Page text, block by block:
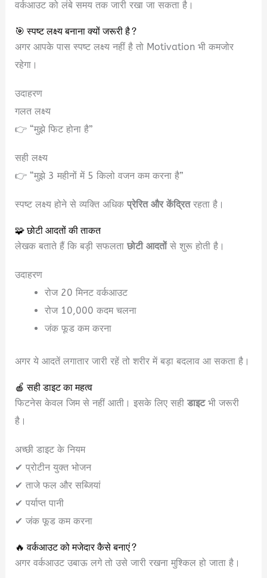
वर्कआउट को लंबे समय तक जारी रखा जा सकता है।
🎯 स्पष्ट लक्ष्य बनाना क्यों जरूरी है?
अगर आपके पास स्पष्ट लक्ष्य नहीं है तो Motivation भी कमजोर
रहेगा।
उदाहरण
गलत लक्ष्य
👉 “मुझे फिट होना है”
सही लक्ष्य
👉 “मुझे 3 महीनों में 5 किलो वजन कम करना है”
स्पष्ट लक्ष्य होने से व्यक्ति अधिकप्रेरित और केंद्रितरहता है।
🧩 छोटी आदतों की ताकत
लेखक बताते हैं कि बड़ी सफलताछोटी आदतोंसे शुरू होती है।
उदाहरण
रोज 20 मिनट वर्कआउट
रोज 10,000 कदम चलना
जंक फूड कम करना
अगर ये आदतें लगातार जारी रहें तो शरीर में बड़ा बदलाव आ सकता है।
🍎 सही डाइट का महत्व
फिटनेस केवल जिम से नहीं आती। इसके लिए सहीडाइटभी जरूरी
है।
अच्छी डाइट के नियम
✔ प्रोटीन युक्त भोजन
✔ ताजे फल और सब्जियां
✔ पर्याप्त पानी
✔ जंक फूड कम करना
🔥 वर्कआउट को मजेदार कैसे बनाएं?
अगर वर्कआउट उबाऊ लगे तो उसे जारी रखना मुश्किल हो जाता है।